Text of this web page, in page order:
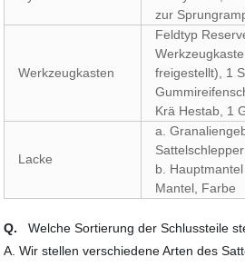
zur
Werkzeugkasten
Feldtyp
freigestellt), 1
Krä Hestab, 1
Lacke
a.
Sattelschlepper
b.
Mantel, Farbe
Q.Welche Sortierung der Schlussteile
A. Wir stellen verschiedene Arten des